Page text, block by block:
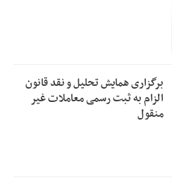
برگزاری همایش تحلیل و نقد قانون
الزام به ثبت رسمی معاملات غیر
منقول